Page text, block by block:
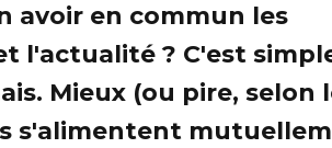
avoir en commun les
l'actualité ? C'est
Mieux (ou pire, selon
s'alimentent